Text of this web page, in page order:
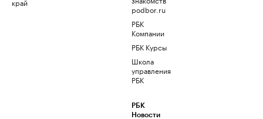
podbor.ru
РБК
Компании
РБК Курсы
Школа
управления
РБК
РБК
Новости